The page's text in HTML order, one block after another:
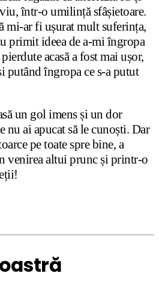
într-o umilință sfâșietoare.
mi-ar fi ușurat mult suferința,
primit ideea de a-mi îngropa
acasă a fost mai ușor,
îngropa ce s-a putut
un gol imens și un dor
nu ai apucat să le cunoști. Dar
pe toate spre bine, a
venirea altui prunc și printr-o